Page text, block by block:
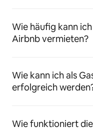
Wie häufig kann
Airbnb vermieten?
Wie kann ich als
erfolgreich
Wie funktioniert